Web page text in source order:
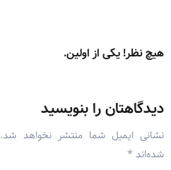
هیچ نظر! یکی از اولین.
دیدگاهتان را بنویسید
نشانی ایمیل شما منتشر نخواهد شد.
شده‌اند *